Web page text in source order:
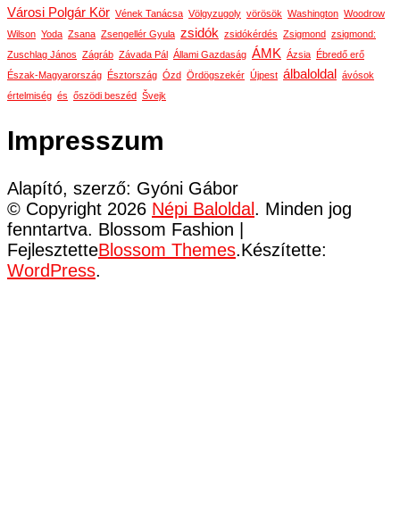
Városi Polgár Kör Vének Tanácsa Völgyzugoly vörösök Washington Woodrow
Wilson Yoda Zsana Zsengellér Gyula zsidók zsidókérdés Zsigmond zsigmond:
Zuschlag János Zágráb Závada Pál Állami Gazdaság ÁMK Ázsia Ébredő erő
Észak-Magyarország Észtország Ózd Ördögszekér Újpest álbaloldal
ávósok
értelmiség és őszödi beszéd Švejk
Impresszum
Alapító, szerző: Gyóni Gábor
© Copyright 2026 Népi Baloldal . Minden jog
fenntartva. Blossom Fashion |
FejlesztetteBlossom Themes.Készítette:
WordPress.